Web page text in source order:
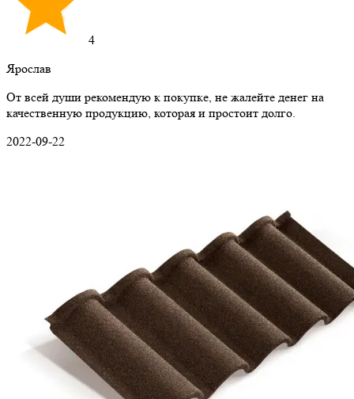
4
Ярослав
От всей души рекомендую к покупке, не жалейте денег на
качественную продукцию, которая и простоит долго.
2022-09-22